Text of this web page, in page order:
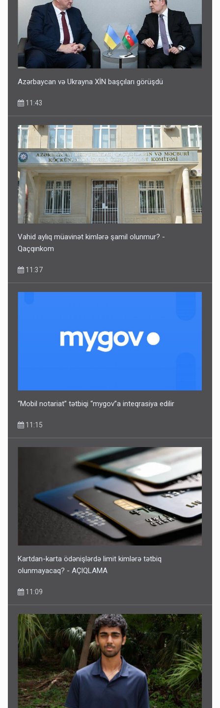
Azərbaycan və Ukrayna XİN başçıları görüşdü
11:43
Vahid aylıq müavinət kimlərə şamil olunmur? -
Qaçqınkom
11:37
“Mobil notariat” tətbiqi “mygov”a inteqrasiya edilir
11:15
Kartdan-karta ödənişlərdə limit kimlərə tətbiq
olunmayacaq? - AÇIQLAMA
11:09